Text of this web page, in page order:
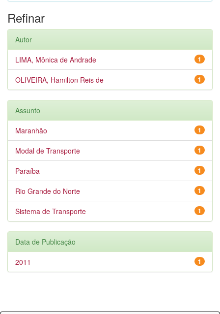
Refinar
Autor
1
LIMA, Mônica de Andrade
1
OLIVEIRA, Hamilton Reis de
Assunto
1
Maranhão
1
Modal de Transporte
1
Paraíba
1
Rio Grande do Norte
1
Sistema de Transporte
Data de Publicação
1
2011